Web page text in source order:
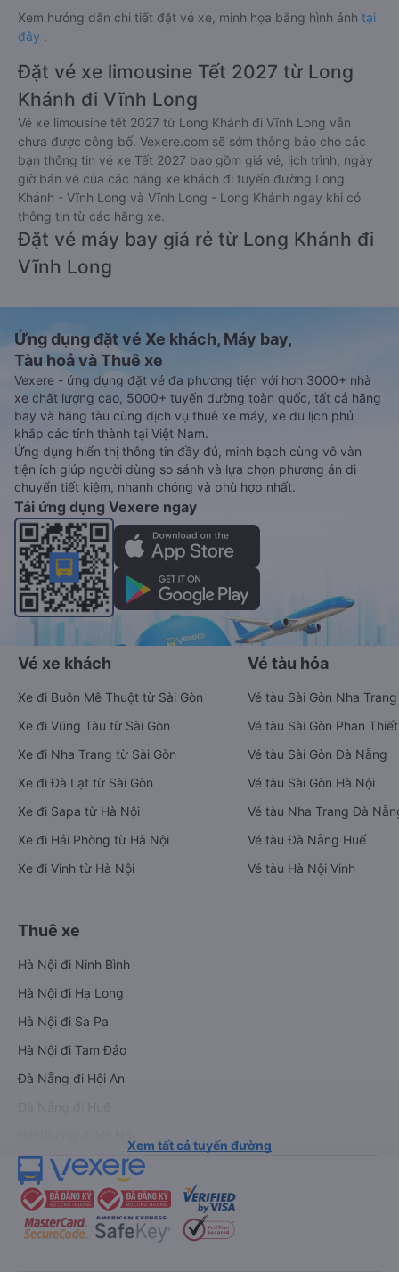
Xem hướng dẫn chi tiết đặt vé xe, minh họa bằng hình ảnh tại
đây .
Đặt vé xe limousine Tết 2027 từ Long
Khánh đi Vĩnh Long
Vé xe limousine tết 2027 từ Long Khánh đi Vĩnh Long vẫn
chưa được công bố. Vexere.com sẽ sớm thông báo cho các
bạn thông tin vé xe Tết 2027 bao gồm giá vé, lịch trình, ngày
giờ bán vé của các hãng xe khách đi tuyến đường Long
Khánh - Vĩnh Long và Vĩnh Long - Long Khánh ngay khi có
thông tin từ các hãng xe.
Đặt vé máy bay giá rẻ từ Long Khánh đi
Vĩnh Long
Ứng dụng đặt vé Xe khách, Máy bay,
Tàu hoả và Thuê xe
Vexere - ứng dụng đặt vé đa phương tiện với hơn 3000+ nhà
xe chất lượng cao, 5000+ tuyến đường toàn quốc, tất cả hãng
bay và hãng tàu cùng dịch vụ thuê xe máy, xe du lịch phủ
khắp các tỉnh thành tại Việt Nam.
Ứng dụng hiển thị thông tin đầy đủ, minh bạch cùng vô vàn
tiện ích giúp người dùng so sánh và lựa chọn phương án di
chuyển tiết kiệm, nhanh chóng và phù hợp nhất.
Tải ứng dụng Vexere ngay
Vé xe khách
Xe đi Buôn Mê Thuột từ Sài Gòn
Xe đi Vũng Tàu từ Sài Gòn
Xe đi Nha Trang từ Sài Gòn
Xe đi Đà Lạt từ Sài Gòn
Xe đi Sapa từ Hà Nội
Xe đi Hải Phòng từ Hà Nội
Xe đi Vinh từ Hà Nội
Vé tàu hỏa
Vé tàu Sài Gòn Nha Trang
Vé tàu Sài Gòn Phan Thiết
Vé tàu Sài Gòn Đà Nẵng
Vé tàu Sài Gòn Hà Nội
Vé tàu Nha Trang Đà
Vé tàu Đà Nẵng Huế
Vé tàu Hà Nội Vinh
Thuê xe
Hà Nội đi Ninh Bình
Hà Nội đi Hạ Long
Hà Nội đi Sa Pa
Hà Nội đi Tam Đảo
Đà Nẵng đi Hội An
Xem tất cả tuyến đường